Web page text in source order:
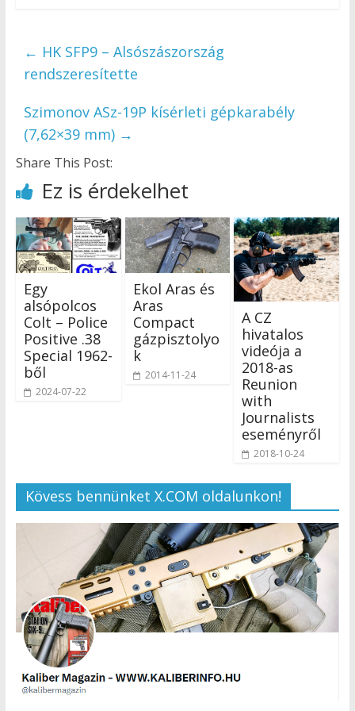
← HK SFP9 – Alsószászország
rendszeresítette
Szimonov ASz-19P kísérleti gépkarabély
(7,62×39 mm) →
Share This Post:
Ez is érdekelhet
Egy
alsópolcos
Colt – Police
Positive .38
Special 1962-
ből
2024-07-22
Ekol Aras és
Aras
Compact
gázpisztolyo
k
2014-11-24
A CZ
hivatalos
videója a
2018-as
Reunion
with
Journalists
eseményről
2018-10-24
Kövess bennünket X.COM oldalunkon!